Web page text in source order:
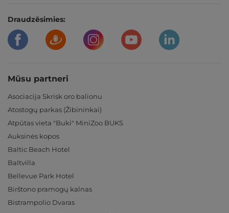
Draudzēsimies:
Mūsu partneri
Asociacija Skrisk oro balionu
Atostogų parkas (Žibininkai)
Atpūtas vieta "Buki" MiniZoo BUKS
Auksinės kopos
Baltic Beach Hotel
Baltvilla
Bellevue Park Hotel
Birštono pramogų kalnas
Bistrampolio Dvaras